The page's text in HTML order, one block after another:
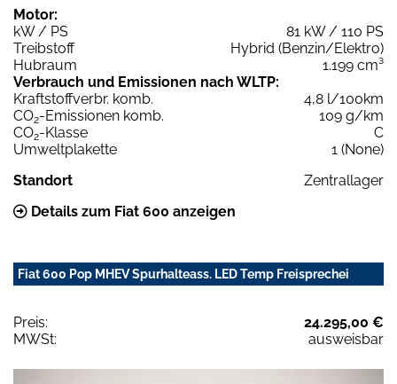
Motor:
kW / PS
81 kW / 110 PS
Treibstoff
Hybrid (Benzin/Elektro)
Hubraum
1.199 cm³
Verbrauch und Emissionen nach WLTP:
Kraftstoffverbr. komb.
4,8 l/100km
CO2-Emissionen komb.
109 g/km
CO2-Klasse
C
Umweltplakette
1 (None)
Standort
Zentrallager
Details zum Fiat 600 anzeigen
Fiat 600 Pop MHEV Spurhalteass. LED Temp Freisprechei
Preis:
24.295,00 €
MWSt:
ausweisbar